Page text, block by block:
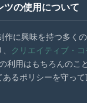
ツの使用について
作に興味を持つ多く
クリエイティブ・
利用はもちろんのこ
るポリシーを守っ